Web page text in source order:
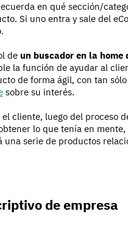
en qué sección/
Si uno entra y sale del
de un buscador en la home
la función de ayudar al
de forma ágil, con tan
sobre su interés.
cliente, luego del proceso
lo que tenía en mente,
una serie de productos
de empresa